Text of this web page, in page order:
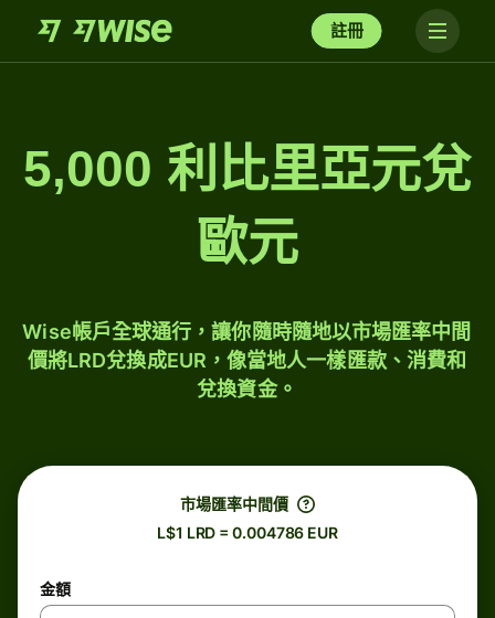
註冊
5,000 利比里亞元兌
歐元
Wise帳戶全球通行，讓你隨時隨地以市場匯率中間
價將LRD兌換成EUR，像當地人一樣匯款、消費和
兌換資金。
市場匯率中間價
L$1 LRD = 0.004786 EUR
金額